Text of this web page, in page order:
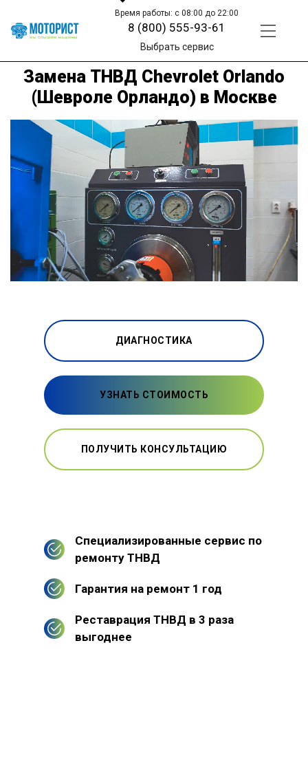
Время работы: с 08:00 до 22:00
8 (800) 555-93-61
Выбрать сервис
Замена ТНВД Chevrolet Orlando
(Шевроле Орландо) в Москве
ДИАГНОСТИКА
УЗНАТЬ СТОИМОСТЬ
ПОЛУЧИТЬ КОНСУЛЬТАЦИЮ
Специализированные сервис по
ремонту ТНВД
Гарантия на ремонт 1 год
Реставрация ТНВД в 3 раза
выгоднее